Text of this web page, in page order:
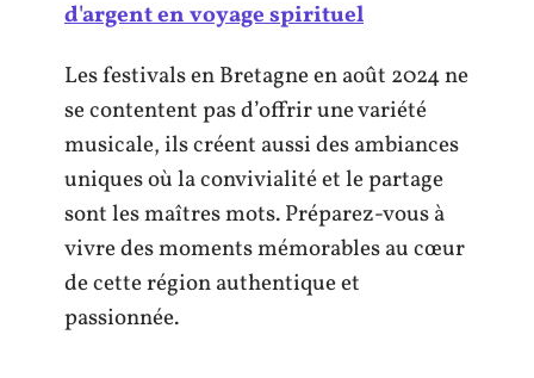
d'argent en voyage spirituel
Les festivals en Bretagne en août 2024 ne
se contentent pas d’offrir une variété
musicale, ils créent aussi des ambiances
uniques où la convivialité et le partage
sont les maîtres mots. Préparez-vous à
vivre des moments mémorables au cœur
de cette région authentique et
passionnée.